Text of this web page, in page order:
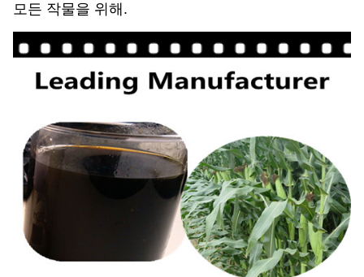
모든 작물을 위해.